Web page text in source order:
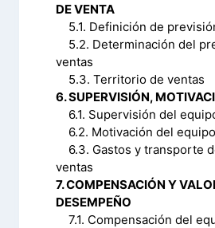
DE VENTA
5.1. Definición de
5.2. Determinación del
ventas
5.3. Territorio de ventas
6. SUPERVISIÓN,
6.1. Supervisión del
6.2. Motivación del
6.3. Gastos y transporte
ventas
7. COMPENSACIÓN Y
DESEMPEÑO
7.1. Compensación del